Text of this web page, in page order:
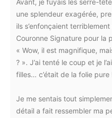
Avant, je fuyais les serre-
une splendeur exagérée,
ils s’enfonçaient
Couronne Signature pour la
« Wow, il est magnifique,
? ». J’ai tenté le coup et je
filles… c’était de la folie pure
Je me sentais tout
détail a fait ressembler ma